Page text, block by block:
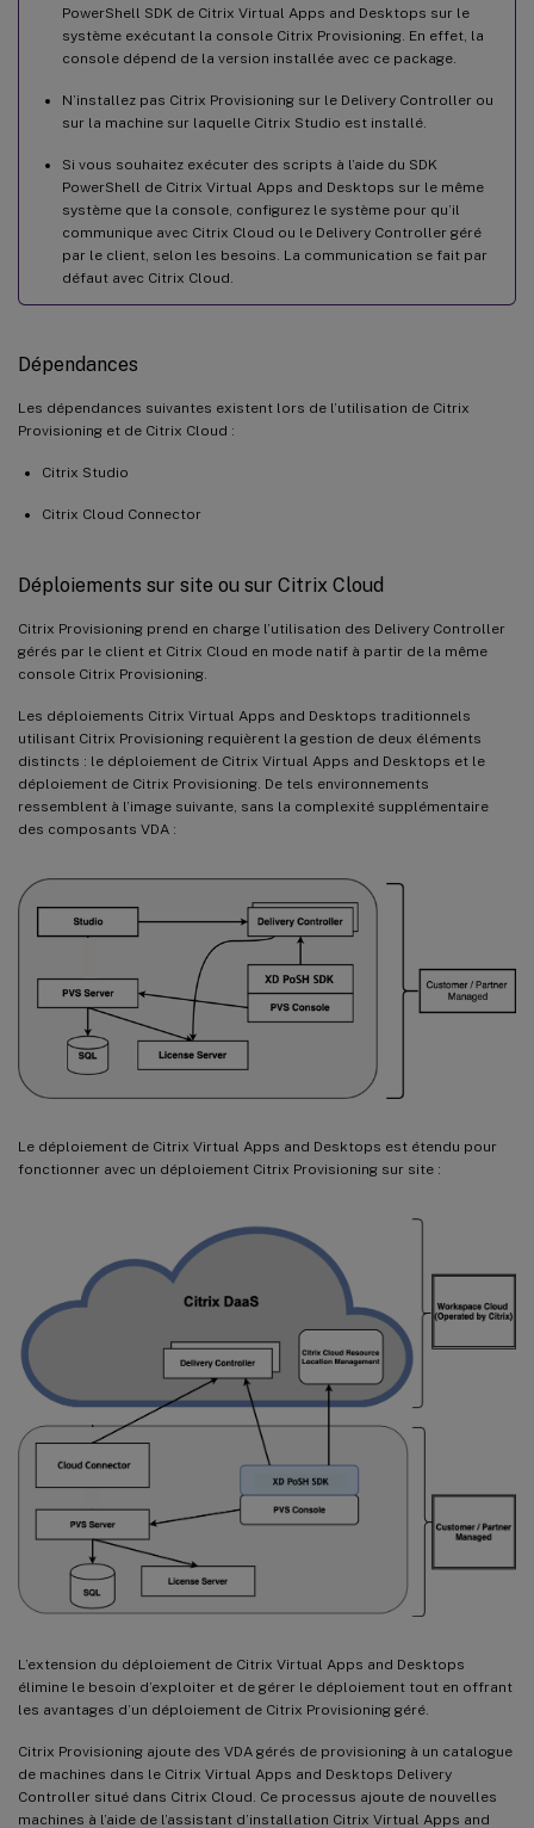
PowerShell SDK de Citrix Virtual Apps and Desktops sur le
système exécutant la console Citrix Provisioning. En effet, la
console dépend de la version installée avec ce package.
N’installez pas Citrix Provisioning sur le Delivery Controller ou
sur la machine sur laquelle Citrix Studio est installé.
Si vous souhaitez exécuter des scripts à l’aide du SDK
PowerShell de Citrix Virtual Apps and Desktops sur le même
système que la console, configurez le système pour qu’il
communique avec Citrix Cloud ou le Delivery Controller géré
par le client, selon les besoins. La communication se fait par
défaut avec Citrix Cloud.
Dépendances
Les dépendances suivantes existent lors de l’utilisation de Citrix
Provisioning et de Citrix Cloud :
Citrix Studio
Citrix Cloud Connector
Déploiements sur site ou sur Citrix Cloud
Citrix Provisioning prend en charge l’utilisation des Delivery Controller
gérés par le client et Citrix Cloud en mode natif à partir de la même
console Citrix Provisioning.
Les déploiements Citrix Virtual Apps and Desktops traditionnels
utilisant Citrix Provisioning requièrent la gestion de deux éléments
distincts : le déploiement de Citrix Virtual Apps and Desktops et le
déploiement de Citrix Provisioning. De tels environnements
ressemblent à l’image suivante, sans la complexité supplémentaire
des composants VDA :
Le déploiement de Citrix Virtual Apps and Desktops est étendu pour
fonctionner avec un déploiement Citrix Provisioning sur site :
L’extension du déploiement de Citrix Virtual Apps and Desktops
élimine le besoin d’exploiter et de gérer le déploiement tout en offrant
les avantages d’un déploiement de Citrix Provisioning géré.
Citrix Provisioning ajoute des VDA gérés de provisioning à un catalogue
de machines dans le Citrix Virtual Apps and Desktops Delivery
Controller situé dans Citrix Cloud. Ce processus ajoute de nouvelles
machines à l’aide de l’assistant d’installation Citrix Virtual Apps and